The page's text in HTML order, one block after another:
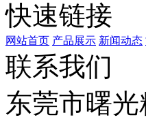
快速链接
网站首页 产品展示 新闻动态
联系我们
东莞市曙